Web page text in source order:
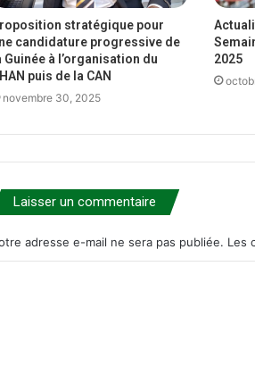
stratégique pour
candidature progressive de
Guinée à l’organisation du
puis de la CAN
novembre 30, 2025
2025
Laisser un commentaire
adresse e-mail ne sera pas publiée. Les